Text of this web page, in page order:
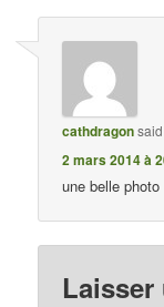
cathdragon
2 mars 2014 à
une belle